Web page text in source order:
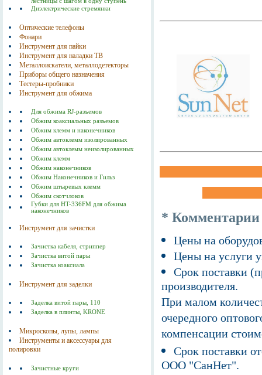
Диэлектрические стремянки
Оптические телефоны
Фонари
Инструмент для пайки
Инструмент для наладки ТВ
Металлоискатели, металлодетекторы
Приборы общего назначения
Тестеры-пробники
Инструмент для обжима
Для обжима RJ-разъемов
Обжим коаксиальных разъемов
Обжим клемм и наконечников
Обжим автоклемм изолированных
Обжим автоклемм неизолированных
Обжим клемм
Обжим наконечников
Обжим Наконечников и Гильз
Обжим штыревых клемм
Обжим скотчлоков
Губки для HT-336FM для обжима
наконечников
Инструмент для зачистки
Зачистка кабеля, стриппер
Зачистка витой пары
Зачистка коаксиала
Инструмент для заделки
Заделка витой пары, 110
Заделка в плинты, KRONE
Микроскопы, лупы, лампы
Инструменты и аксессуары для
полировки
Зачистные круги
* Комментарии
Цены на
Цены на услуги
Срок поставки
производителя.
При малом
очередного
компенсации
Срок поставки
ООО "СанНет".